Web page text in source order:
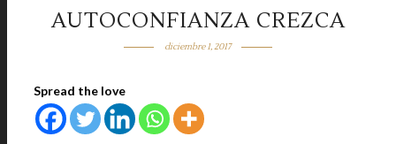
AUTOCONFIANZA CREZCA
diciembre 1, 2017
Spread the love